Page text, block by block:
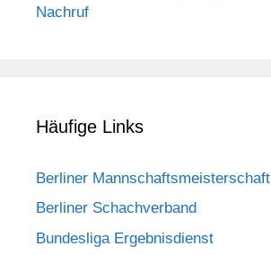
Nachruf
Häufige Links
Berliner Mannschaftsmeisterschaft
Berliner Schachverband
Bundesliga Ergebnisdienst